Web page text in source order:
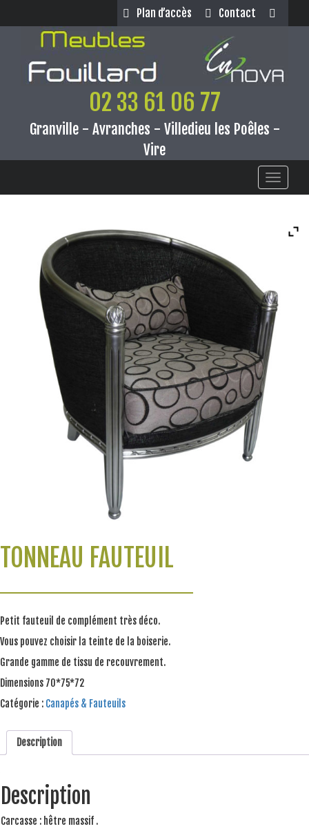
Plan d’accès Contact
02 33 61 06 77
Granville - Avranches - Villedieu les Poêles -
Vire
Toggle
TONNEAU FAUTEUIL
Petit fauteuil de complément très déco.
Vous pouvez choisir la teinte de la boiserie.
Grande gamme de tissu de recouvrement.
Dimensions 70*75*72
Catégorie : Canapés & Fauteuils
Description
Description
Carcasse : hêtre massif .
Panneau de gestion des cookies